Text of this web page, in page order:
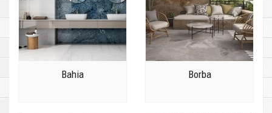
Bahia Borba